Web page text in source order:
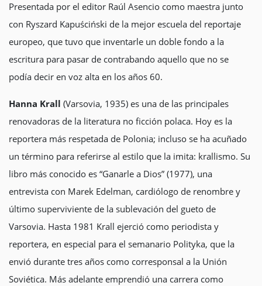
Presentada por el editor Raúl Asencio como maestra junto
con Ryszard Kapuściński de la mejor escuela del reportaje
europeo, que tuvo que inventarle un doble fondo a la
escritura para pasar de contrabando aquello que no se
podía decir en voz alta en los años 60.
Hanna Krall (Varsovia, 1935) es una de las principales
renovadoras de la literatura no ficción polaca. Hoy es la
reportera más respetada de Polonia; incluso se ha acuñado
un término para referirse al estilo que la imita: krallismo. Su
libro más conocido es “Ganarle a Dios” (1977), una
entrevista con Marek Edelman, cardiólogo de renombre y
último superviviente de la sublevación del gueto de
Varsovia. Hasta 1981 Krall ejerció como periodista y
reportera, en especial para el semanario Polityka, que la
envió durante tres años como corresponsal a la Unión
Soviética. Más adelante emprendió una carrera como